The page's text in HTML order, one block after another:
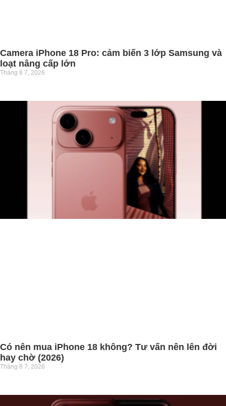
Camera iPhone 18 Pro: cảm biến 3 lớp Samsung và
loạt nâng cấp lớn
Tháng 8 7, 2026
Có nên mua iPhone 18 không? Tư vấn nên lên đời
hay chờ (2026)
Tháng 8 7, 2026